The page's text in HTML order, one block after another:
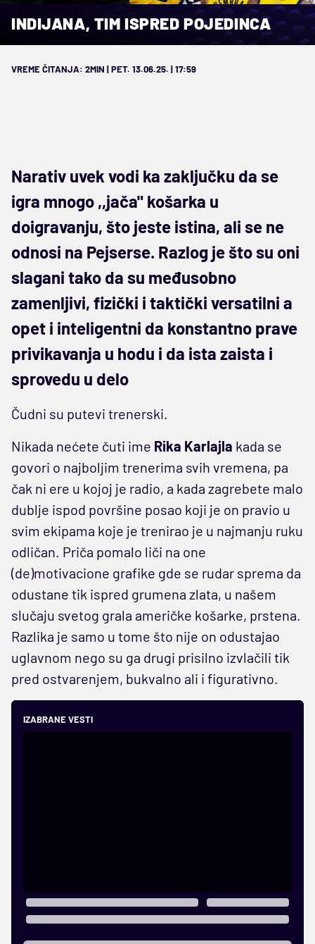
INDIJANA, TIM ISPRED POJEDINCA
VREME ČITANJA: 2MIN | PET. 13.06.25. | 17:59
Narativ uvek vodi ka zaključku da se
igra mnogo ,,jača" košarka u
doigravanju, što jeste istina, ali se ne
odnosi na Pejserse. Razlog je što su oni
slagani tako da su međusobno
zamenljivi, fizički i taktički versatilni a
opet i inteligentni da konstantno prave
privikavanja u hodu i da ista zaista i
sprovedu u delo
Čudni su putevi trenerski.
Nikada nećete čuti ime Rika Karlajla kada se
govori o najboljim trenerima svih vremena, pa
čak ni ere u kojoj je radio, a kada zagrebete malo
dublje ispod površine posao koji je on pravio u
svim ekipama koje je trenirao je u najmanju ruku
odličan. Priča pomalo liči na one
(de)motivacione grafike gde se rudar sprema da
odustane tik ispred grumena zlata, u našem
slučaju svetog grala američke košarke, prstena.
Razlika je samo u tome što nije on odustajao
uglavnom nego su ga drugi prisilno izvlačili tik
pred ostvarenjem, bukvalno ali i figurativno.
IZABRANE VESTI